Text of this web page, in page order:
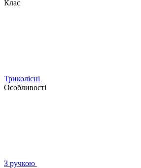
Клас
Триколісні
Особливості
З ручкою